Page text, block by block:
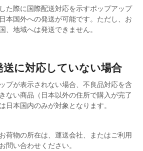
た際に国際配送対応を示すポップアップ
本国外への発送が可能です。ただし、お
、地域へは発送できません。
送に対応していない場合
プが表示されない場合、不良品対応を含
ない商品（日本以外の住所で購入が完了
日本国内のみが対象となります。
荷物の所在は、運送会社、またはご利用
問い合わせください。